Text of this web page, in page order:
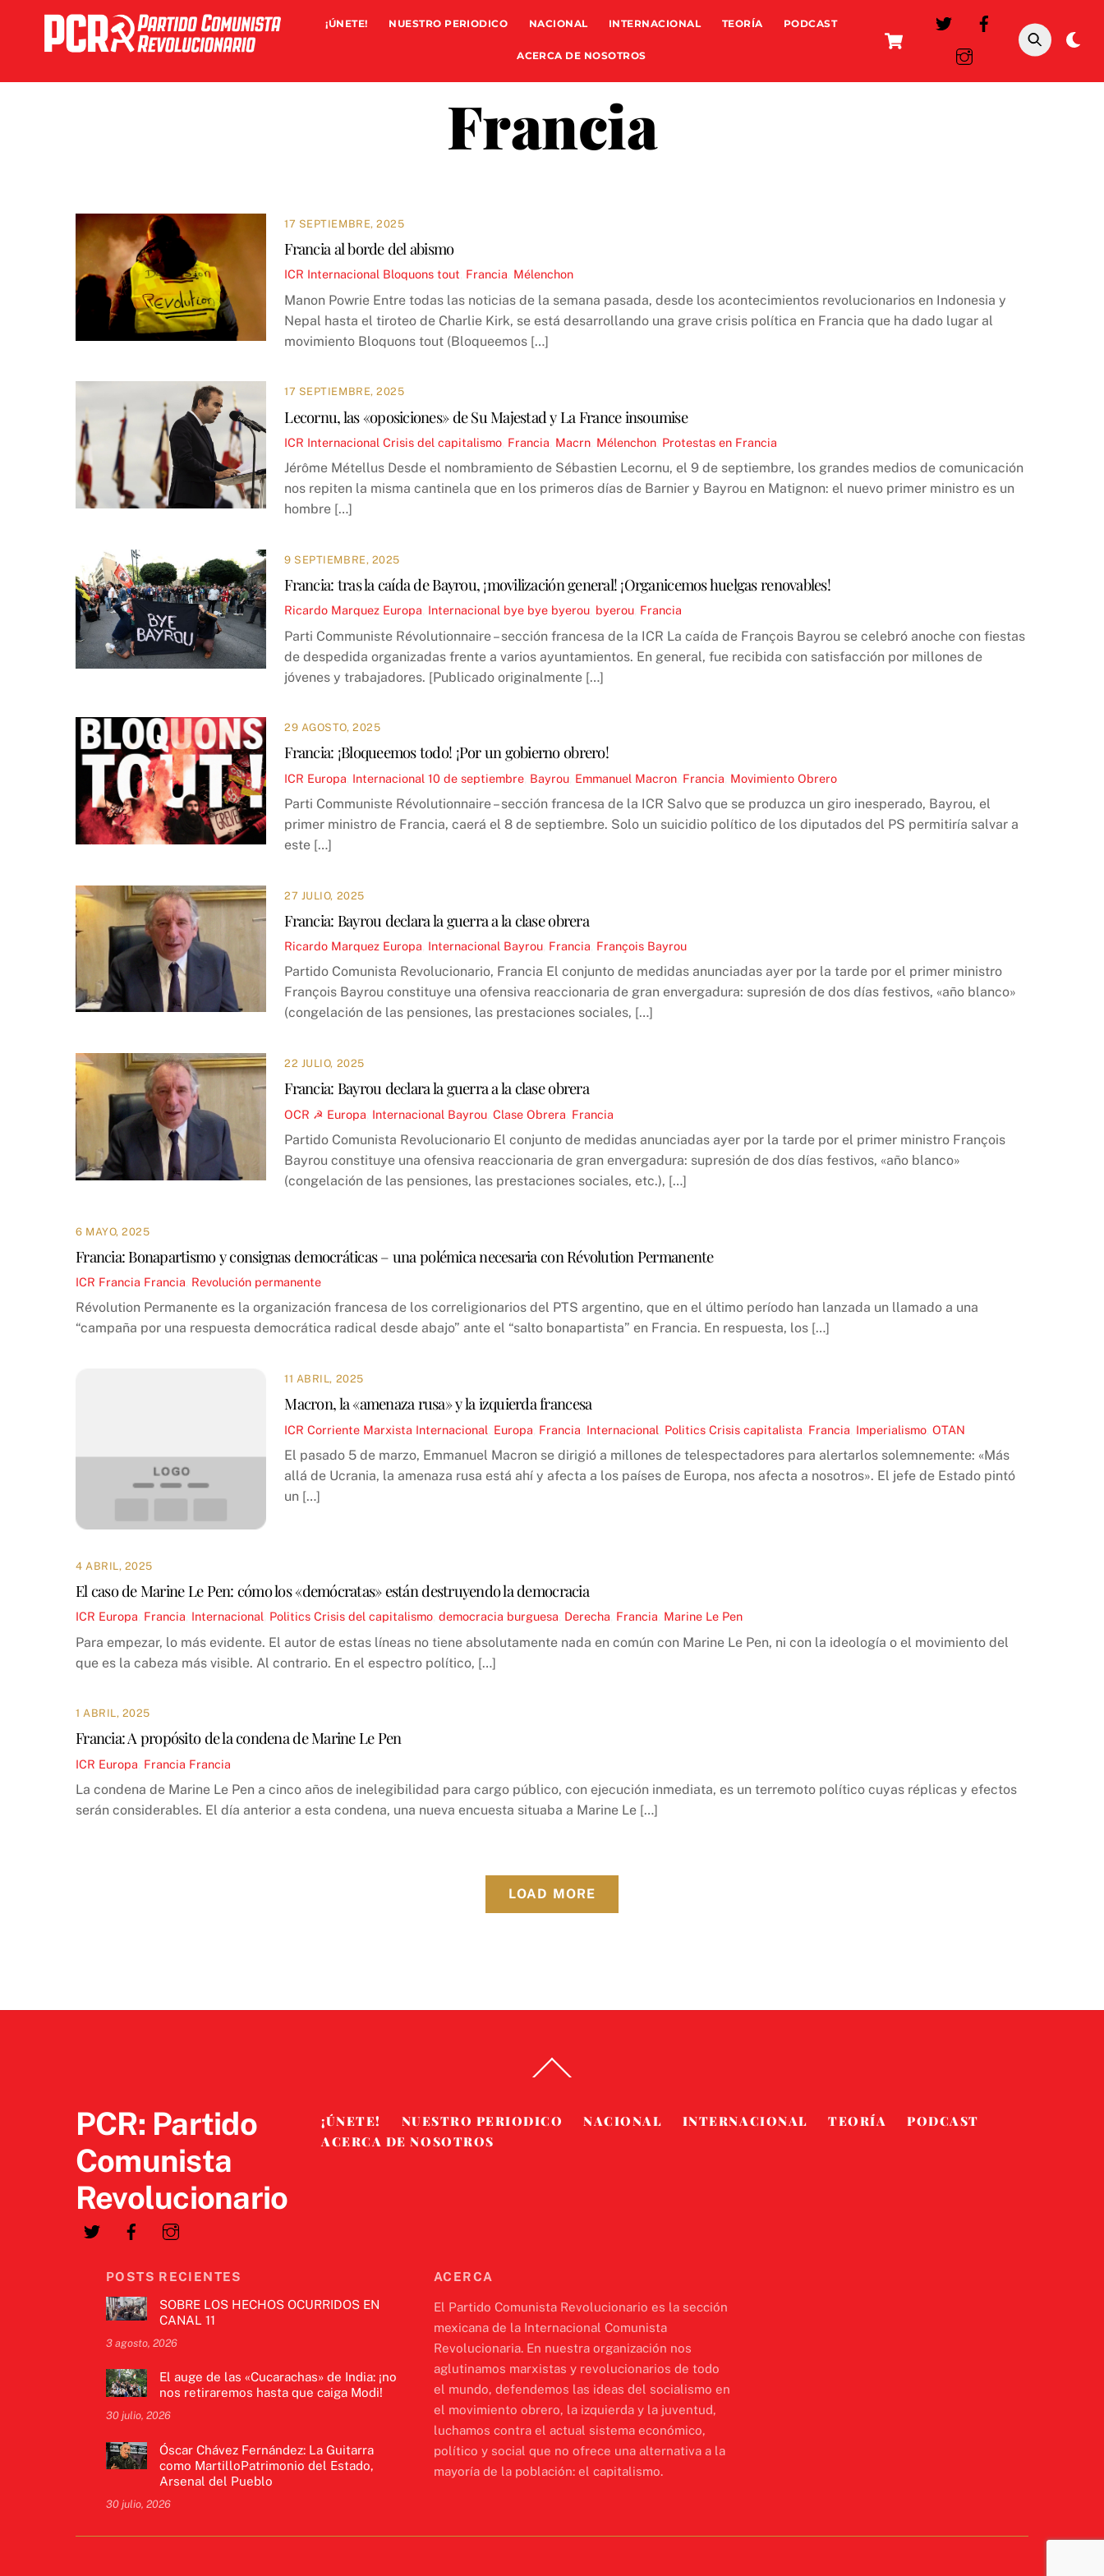
content
Cart
¡ÚNETE! NUESTRO PERIODICO NACIONAL INTERNACIONAL TEORÍA PODCAST
ACERCA DE NOSOTROS
Francia
17 SEPTIEMBRE, 2025
Francia al borde del abismo
ICR Internacional Bloquons tout Francia Mélenchon
Manon Powrie Entre todas las noticias de la semana pasada, desde los acontecimientos revolucionarios en Indonesia y
Nepal hasta el tiroteo de Charlie Kirk, se está desarrollando una grave crisis política en Francia que ha dado lugar al
movimiento Bloquons tout (Bloqueemos […]
17 SEPTIEMBRE, 2025
Lecornu, las «oposiciones» de Su Majestad y La France insoumise
ICR Internacional Crisis del capitalismo Francia Macrn Mélenchon Protestas en Francia
Jérôme Métellus Desde el nombramiento de Sébastien Lecornu, el 9 de septiembre, los grandes medios de comunicación
nos repiten la misma cantinela que en los primeros días de Barnier y Bayrou en Matignon: el nuevo primer ministro es un
hombre […]
9 SEPTIEMBRE, 2025
Francia: tras la caída de Bayrou, ¡movilización general! ¡Organicemos huelgas renovables!
Ricardo Marquez Europa Internacional bye bye byerou byerou Francia
Parti Communiste Révolutionnaire – sección francesa de la ICR La caída de François Bayrou se celebró anoche con fiestas
de despedida organizadas frente a varios ayuntamientos. En general, fue recibida con satisfacción por millones de
jóvenes y trabajadores. [Publicado originalmente […]
29 AGOSTO, 2025
Francia: ¡Bloqueemos todo! ¡Por un gobierno obrero!
ICR Europa Internacional 10 de septiembre Bayrou Emmanuel Macron Francia Movimiento Obrero
Parti Communiste Révolutionnaire – sección francesa de la ICR Salvo que se produzca un giro inesperado, Bayrou, el
primer ministro de Francia, caerá el 8 de septiembre. Solo un suicidio político de los diputados del PS permitiría salvar a
este […]
27 JULIO, 2025
Francia: Bayrou declara la guerra a la clase obrera
Ricardo Marquez Europa Internacional Bayrou Francia François Bayrou
Partido Comunista Revolucionario, Francia El conjunto de medidas anunciadas ayer por la tarde por el primer ministro
François Bayrou constituye una ofensiva reaccionaria de gran envergadura: supresión de dos días festivos, «año blanco»
(congelación de las pensiones, las prestaciones sociales, […]
22 JULIO, 2025
Francia: Bayrou declara la guerra a la clase obrera
OCR ☭ Europa Internacional Bayrou ,Clase Obrera Francia
Partido Comunista Revolucionario El conjunto de medidas anunciadas ayer por la tarde por el primer ministro François
Bayrou constituye una ofensiva reaccionaria de gran envergadura: supresión de dos días festivos, «año blanco»
(congelación de las pensiones, las prestaciones sociales, etc.), […]
6 MAYO, 2025
Francia: Bonapartismo y consignas democráticas – una polémica necesaria con Révolution Permanente
ICR Francia Francia Revolución permanente
Révolution Permanente es la organización francesa de los correligionarios del PTS argentino, que en el último período han lanzada un llamado a una
“campaña por una respuesta democrática radical desde abajo” ante el “salto bonapartista” en Francia. En respuesta, los […]
11 ABRIL, 2025
Macron, la «amenaza rusa» y la izquierda francesa
ICR Corriente Marxista Internacional Europa Francia Internacional Politics Crisis capitalista Francia Imperialismo ,OTAN
El pasado 5 de marzo, Emmanuel Macron se dirigió a millones de telespectadores para alertarlos solemnemente: «Más
allá de Ucrania, la amenaza rusa está ahí y afecta a los países de Europa, nos afecta a nosotros». El jefe de Estado pintó
un […]
4 ABRIL, 2025
El caso de Marine Le Pen: cómo los «demócratas» están destruyendo la democracia
ICR Europa Francia Internacional Politics Crisis del capitalismo democracia burguesa Derecha Francia Marine Le Pen
Para empezar, lo más evidente. El autor de estas líneas no tiene absolutamente nada en común con Marine Le Pen, ni con la ideología o el movimiento del
que es la cabeza más visible. Al contrario. En el espectro político, […]
1 ABRIL, 2025
Francia: A propósito de la condena de Marine Le Pen
ICR Europa Francia Francia
La condena de Marine Le Pen a cinco años de inelegibilidad para cargo público, con ejecución inmediata, es un terremoto político cuyas réplicas y efectos
serán considerables. El día anterior a esta condena, una nueva encuesta situaba a Marine Le […]
LOAD MORE
To
PCR: Partido
Comunista
Revolucionario
¡ÚNETE! NUESTRO PERIODICO NACIONAL INTERNACIONAL TEORÍA
PODCAST
ACERCA DE NOSOTROS
POSTS RECIENTES
SOBRE LOS HECHOS OCURRIDOS EN
CANAL 11
3 agosto, 2026
El auge de las «Cucarachas» de India: ¡no
nos retiraremos hasta que caiga Modi!
30 julio, 2026
Óscar Chávez Fernández: La Guitarra
como MartilloPatrimonio del Estado,
Arsenal del Pueblo
30 julio, 2026
ACERCA
El Partido Comunista Revolucionario es la sección
mexicana de la Internacional Comunista
Revolucionaria. En nuestra organización nos
aglutinamos marxistas y revolucionarios de todo
el mundo, defendemos las ideas del socialismo en
el movimiento obrero, la izquierda y la juventud,
luchamos contra el actual sistema económico,
político y social que no ofrece una alternativa a la
mayoría de la población: el capitalismo.